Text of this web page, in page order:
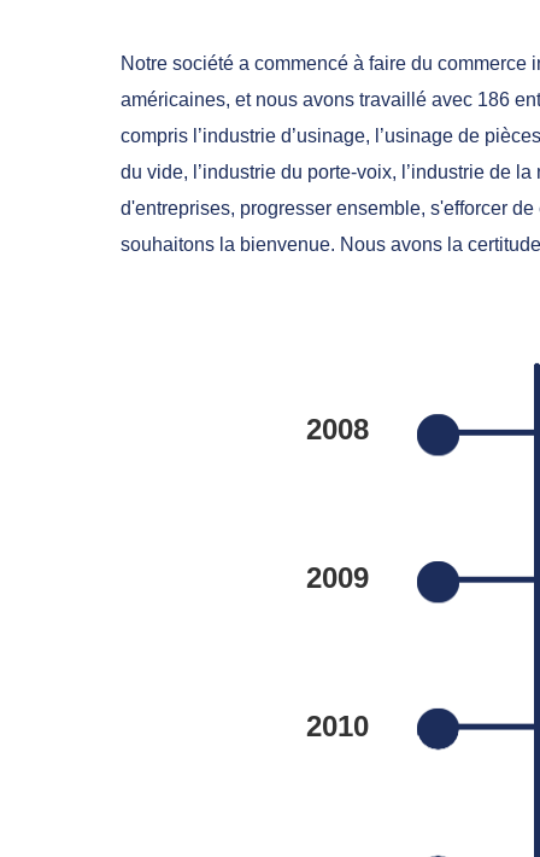
Notre société a commencé à faire du
américaines, et nous avons travaillé avec 186
compris l’industrie d’usinage, l’usinage de
du vide, l’industrie du porte-voix, l’industrie de
d'entreprises, progresser ensemble, s'efforcer
souhaitons la bienvenue. Nous avons la
2008
2009
2010